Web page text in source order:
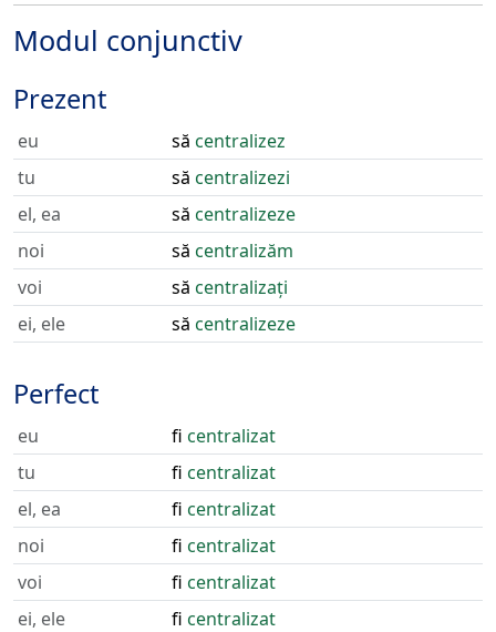
Modul conjunctiv
Prezent
eu să centralizez
tu
să centralizezi
el, ea
să centralizeze
noi
să centralizăm
voi
să centralizați
ei, ele
să centralizeze
Perfect
eu fi centralizat
tu
fi centralizat
el, ea
fi centralizat
noi
fi centralizat
voi
fi centralizat
ei, ele
fi centralizat